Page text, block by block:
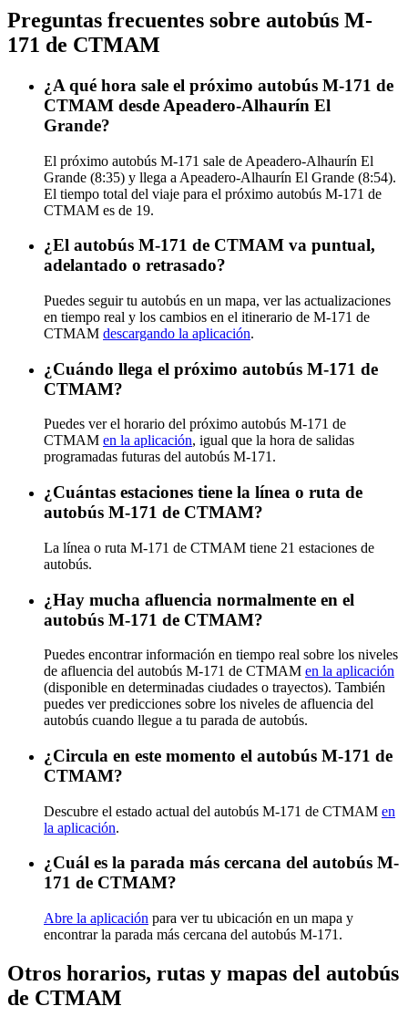
Preguntas frecuentes sobre autobús M-
171 de CTMAM
¿A qué hora sale el próximo autobús M-171 de
CTMAM desde Apeadero-Alhaurín El
Grande?
El próximo autobús M-171 sale de Apeadero-Alhaurín El
Grande (8:35) y llega a Apeadero-Alhaurín El Grande (8:54).
El tiempo total del viaje para el próximo autobús M-171 de
CTMAM es de 19.
¿El autobús M-171 de CTMAM va puntual,
adelantado o retrasado?
Puedes seguir tu autobús en un mapa, ver las actualizaciones
en tiempo real y los cambios en el itinerario de M-171 de
CTMAM descargando la aplicación.
¿Cuándo llega el próximo autobús M-171 de
CTMAM?
Puedes ver el horario del próximo autobús M-171 de
CTMAM en la aplicación, igual que la hora de salidas
programadas futuras del autobús M-171.
¿Cuántas estaciones tiene la línea o ruta de
autobús M-171 de CTMAM?
La línea o ruta M-171 de CTMAM tiene 21 estaciones de
autobús.
¿Hay mucha afluencia normalmente en el
autobús M-171 de CTMAM?
Puedes encontrar información en tiempo real sobre los niveles
de afluencia del autobús M-171 de CTMAM en la aplicación
(disponible en determinadas ciudades o trayectos). También
puedes ver predicciones sobre los niveles de afluencia del
autobús cuando llegue a tu parada de autobús.
¿Circula en este momento el autobús M-171 de
CTMAM?
Descubre el estado actual del autobús M-171 de CTMAM en
la aplicación.
¿Cuál es la parada más cercana del autobús M-
171 de CTMAM?
Abre la aplicación para ver tu ubicación en un mapa y
encontrar la parada más cercana del autobús M-171.
Otros horarios, rutas y mapas del autobús
de CTMAM